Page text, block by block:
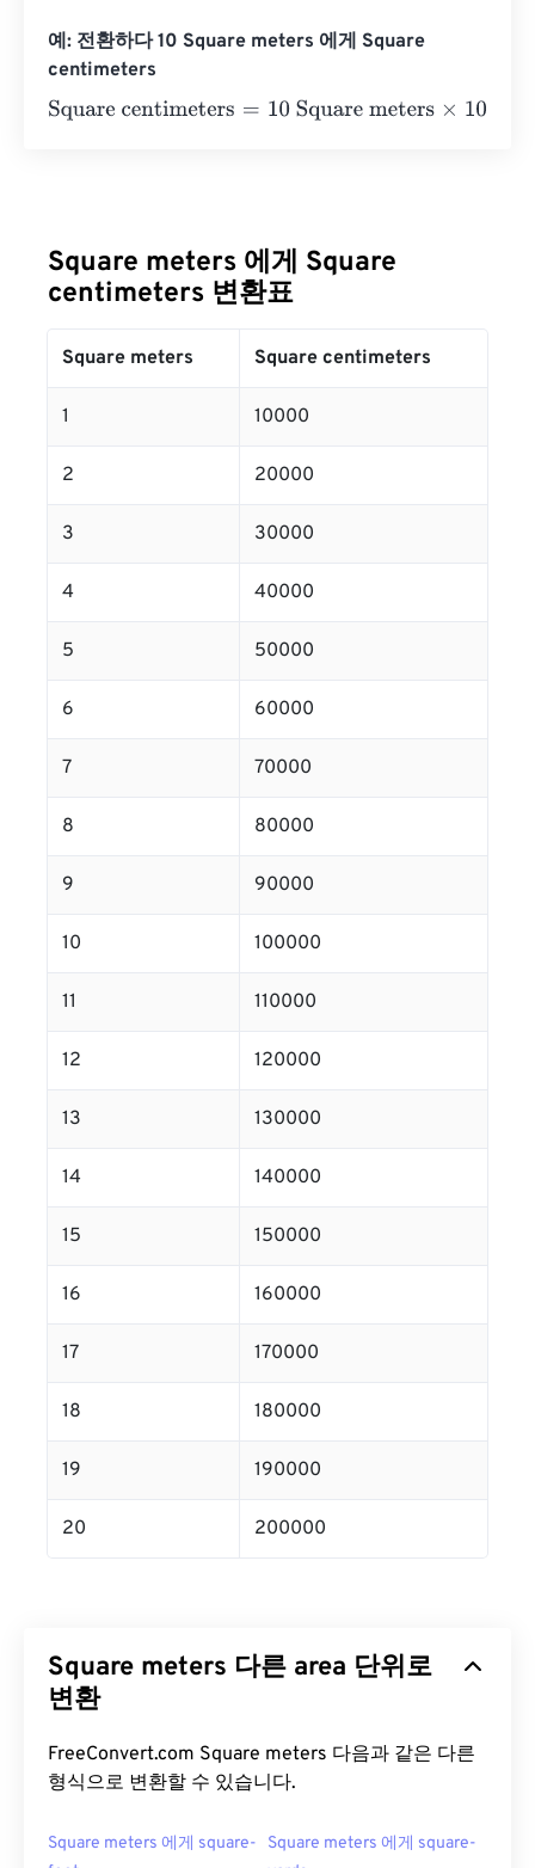
예: 전환하다 10 Square meters 에게 Square
centimeters
Square centimeters=10 Square meters×10000= 100000
Square meters 에게 Square
centimeters 변환표
Square meters Square centimeters
1 10000
2 20000
3 30000
4 40000
5 50000
6 60000
7 70000
8 80000
9 90000
10 100000
11 110000
12 120000
13 130000
14 140000
15 150000
16 160000
17 170000
18 180000
19 190000
20 200000
Square meters 다른 area 단위로
변환
FreeConvert.com Square meters 다음과 같은 다른
형식으로 변환할 수 있습니다.
Square meters 에게 square-
Square meters 에게 square-